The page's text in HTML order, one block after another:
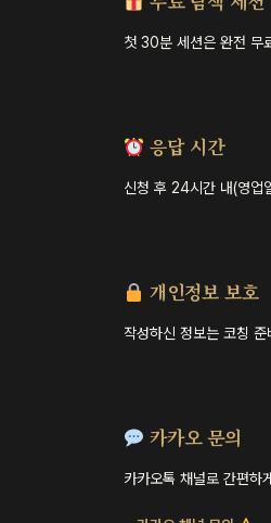
첫 30분 세션은 완전 무
응답 시간
신청 후 24시간 내(영
개인정보 보호
작성하신 정보는 코칭
카카오 문의
카카오톡 채널로 간편하